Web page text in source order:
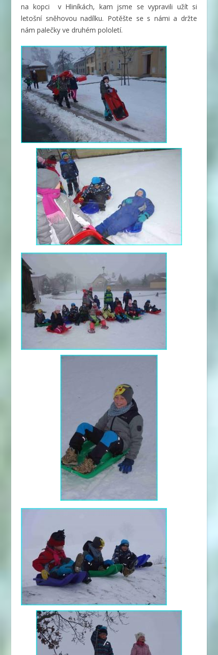
na kopci v Hliníkách, kam jsme se vypravili užít si
letošní sněhovou nadílku. Potěšte se s námi a držte
nám palečky ve druhém pololetí.